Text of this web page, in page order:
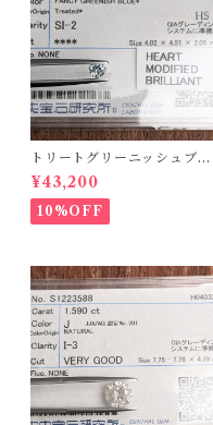
トリートグリーニッシュブル
ーダイヤルース【0.234ct】P
RO206812
¥43,200
10%OFF